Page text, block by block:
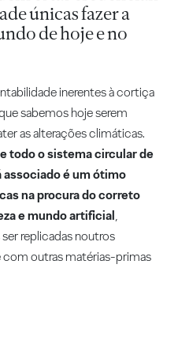
únicas fazer a
de hoje e no
inerentes à cortiça
sabemos hoje serem
as alterações climáticas.
todo o sistema circular de
é um ótimo
na procura do correto
e mundo artificial,
replicadas noutros
outras matérias-primas